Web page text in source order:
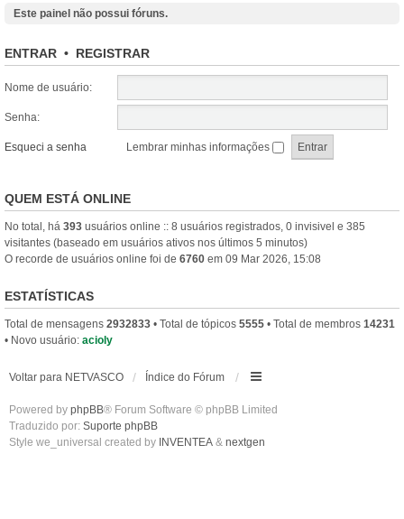
Este painel não possui fóruns.
ENTRAR • REGISTRAR
Nome de usuário:
Senha:
Esqueci a senha Lembrar minhas informações
QUEM ESTÁ ONLINE
No total, há 393 usuários online :: 8 usuários registrados, 0 invisivel e 385
visitantes (baseado em usuários ativos nos últimos 5 minutos)
O recorde de usuários online foi de 6760 em 09 Mar 2026, 15:08
ESTATÍSTICAS
Total de mensagens 2932833 • Total de tópicos 5555 • Total de membros 14231
• Novo usuário: acioly
Voltar para NETVASCO Índice do Fórum
Powered by phpBB® Forum Software © phpBB Limited
Traduzido por: Suporte phpBB
Style we_universal created by INVENTEA & nextgen